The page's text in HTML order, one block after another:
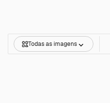
Todas as imagens